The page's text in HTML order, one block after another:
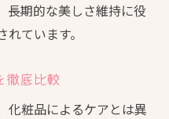
長期的な美しさ維持に役
ています。
徹底比較
化粧品によるケアとは異